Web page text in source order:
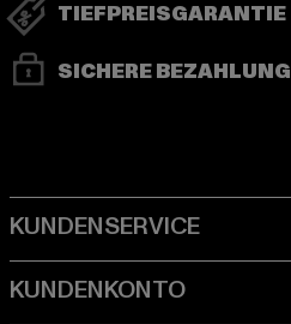
TIEFPREISGARANTIE
SICHERE BEZAHLUNG